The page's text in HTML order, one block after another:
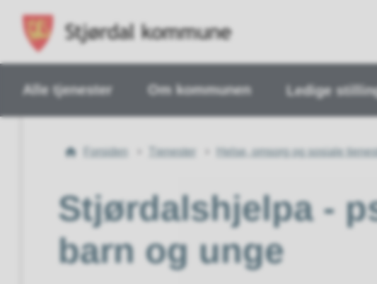
Alle tjenester Om kommunen Ledige
Du
Forsiden Tjenester Helse, omsorg og sosiale
Stjørdalshjelpa -
barn og unge